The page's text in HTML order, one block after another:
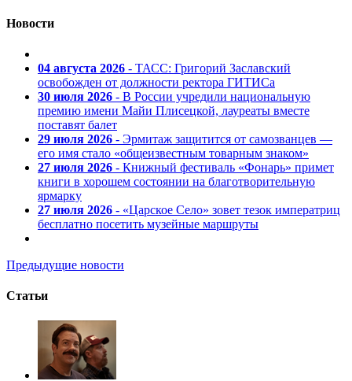
Новости
04 августа 2026 - ТАСС: Григорий Заславский
освобожден от должности ректора ГИТИСа
30 июля 2026 - В России учредили национальную
премию имени Майи Плисецкой, лауреаты вместе
поставят балет
29 июля 2026 - Эрмитаж защитится от самозванцев —
его имя стало «общеизвестным товарным знаком»
27 июля 2026 - Книжный фестиваль «Фонарь» примет
книги в хорошем состоянии на благотворительную
ярмарку
27 июля 2026 - «Царское Село» зовет тезок императриц
бесплатно посетить музейные маршруты
Предыдущие новости
Статьи